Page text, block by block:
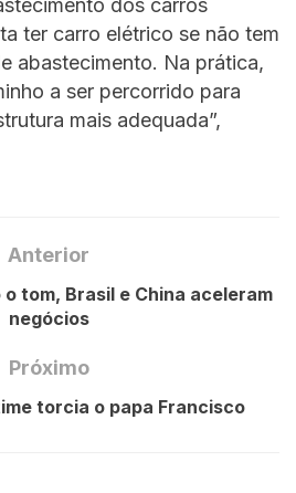
dos carros
ter carro elétrico se não tem
abastecimento. Na prática,
a ser percorrido para
mais adequada”,
Anterior
tom, Brasil e China aceleram
negócios
Próximo
torcia o papa Francisco